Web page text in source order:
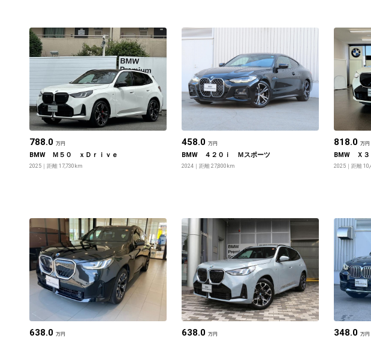
788.0 万円
BMW Ｍ５０ ｘＤｒｉｖｅ
2025 距離 17,730km
458.0 万円
BMW ４２０ｉ Ｍスポーツ
2024 距離 27,800km
818.0 万円
BMW Ｘ
2025 距離
638.0 万円 638.0 万円 348.0 万円